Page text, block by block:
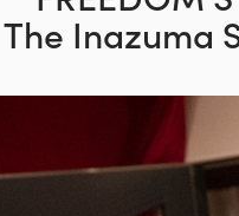
The Inazuma